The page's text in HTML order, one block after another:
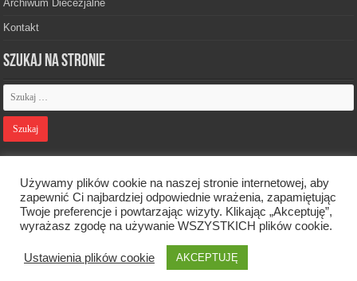
Archiwum Diecezjalne
Kontakt
Szukaj na stronie
Designed by Webdawid
Oficjalna strona Diecezji Zielonogórsko-Gorzowskiej. © 2026. Wszelkie
prawa zastrzeżone.
Używamy plików cookie na naszej stronie internetowej, aby
zapewnić Ci najbardziej odpowiednie wrażenia, zapamiętując
Twoje preferencje i powtarzając wizyty. Klikając „Akceptuję”,
wyrażasz zgodę na używanie WSZYSTKICH plików cookie.
Ustawienia plików cookie AKCEPTUJĘ